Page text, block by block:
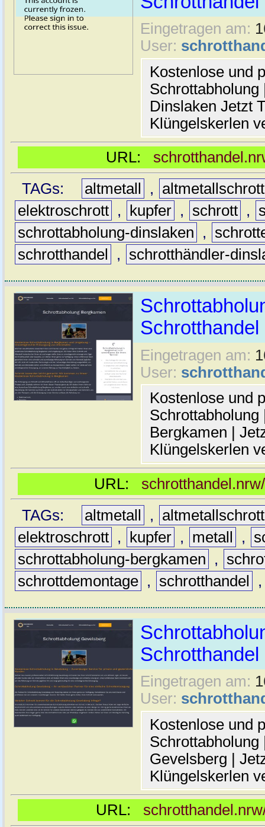
Eingetragen am:
User:
Kostenlose und
Dinslaken Jetzt
Klüngelskerlen
URL:
TAGs:
altmetall ,
altmetallschrott
elektroschrott , kupfer , schrott ,
schrottabholung-dinslaken
,
schrotthandel
, schrotthändler-
Schrotthandel
Eingetragen am:
User:
Kostenlose und
Bergkamen |
Klüngelskerlen
URL:
TAGs:
altmetall ,
altmetallschrott
elektroschrott , kupfer , metall ,
schrottabholung-bergkamen
,
schrottdemontage , schrotthandel
Schrotthandel
Eingetragen am:
User:
Kostenlose und
Gevelsberg |
Klüngelskerlen
URL: